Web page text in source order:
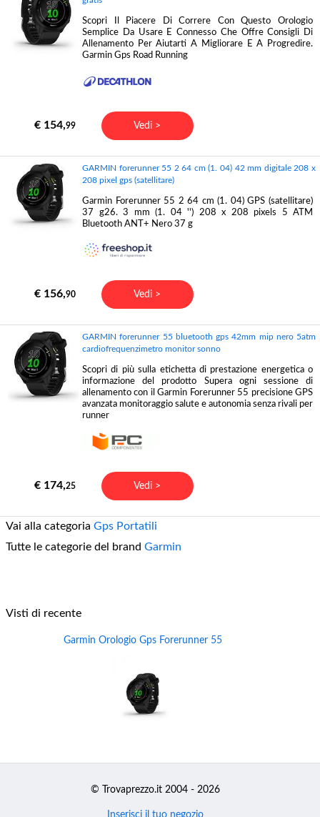
Scopri Il Piacere Di Correre Con Questo Orologio
Semplice Da Usare E Connesso Che Offre Consigli Di
Allenamento Per Aiutarti A Migliorare E A Progredire.
Garmin Gps Road Running
€ 154,99 Vedi >
GARMIN forerunner 55 2 64 cm (1. 04) 42 mm digitale 208 x
208 pixel gps (satellitare)
Garmin Forerunner 55 2 64 cm (1. 04) GPS (satellitare)
37 g26. 3 mm (1. 04 '') 208 x 208 pixels 5 ATM
Bluetooth ANT+ Nero 37 g
€ 156,90 Vedi >
GARMIN forerunner 55 bluetooth gps 42mm mip nero 5atm
cardiofrequenzimetro monitor sonno
Scopri di più sulla etichetta di prestazione energetica o
informazione del prodotto Supera ogni sessione di
allenamento con il Garmin Forerunner 55 precisione GPS
avanzata monitoraggio salute e autonomia senza rivali per
runner
€ 174,25 Vedi >
Vai alla categoria Gps Portatili
Tutte le categorie del brand Garmin
Visti di recente
Garmin Orologio Gps Forerunner 55
© Trovaprezzo.it 2004 - 2026